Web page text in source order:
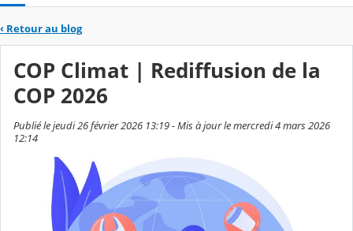
‹ Retour au blog
COP Climat | Rediffusion de la
COP 2026
Publié le jeudi 26 février 2026 13:19 - Mis à jour le mercredi 4 mars 2026
12:14